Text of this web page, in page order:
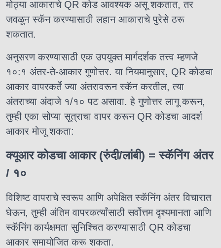
मोठ्या आकाराचे QR कोड आवश्यक असू शकतात, तर
जवळून स्कॅन करण्यासाठी लहान आकाराचे पुरेसे ठरू
शकतात.
अनुसरण करण्यासाठी एक उपयुक्त मार्गदर्शक तत्त्व म्हणजे
१०:१ अंतर-ते-आकार गुणोत्तर. या नियमानुसार, QR कोडचा
आकार वापरकर्ते ज्या अंतरावरून स्कॅन करतील, त्या
अंतराच्या अंदाजे १/१० पट असावा. हे गुणोत्तर लागू करून,
तुम्ही एका सोप्या सूत्राचा वापर करून QR कोडचा आदर्श
आकार मोजू शकता:
क्यूआर कोडचा आकार (रुंदी/लांबी) = स्कॅनिंग अंतर
/ १०
विशिष्ट वापराचे स्वरूप आणि अपेक्षित स्कॅनिंग अंतर विचारात
घेऊन, तुम्ही अंतिम वापरकर्त्यांसाठी सर्वोत्तम दृश्यमानता आणि
स्कॅनिंग कार्यक्षमता सुनिश्चित करण्यासाठी QR कोडचा
आकार समायोजित करू शकता.